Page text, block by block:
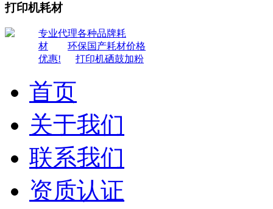
打印机耗材
专业代理各种品牌耗
材
环保国产耗材价格
优惠!
打印机硒鼓加粉
首页
关于我们
联系我们
资质认证